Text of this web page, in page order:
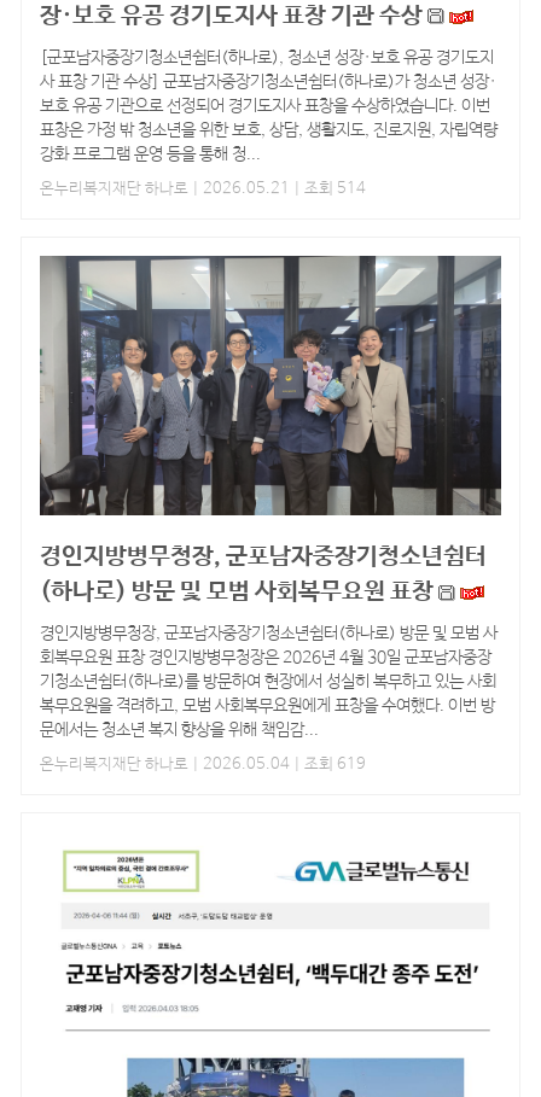
장·보호 유공 경기도지사 표창 기관 수상
[군포남자중장기청소년쉼터(하나로), 청소년 성장·보호 유공 경기도지
사 표창 기관 수상] 군포남자중장기청소년쉼터(하나로)가 청소년 성장·
보호 유공 기관으로 선정되어 경기도지사 표창을 수상하였습니다. 이번
표창은 가정 밖 청소년을 위한 보호, 상담, 생활지도, 진로지원, 자립역량
강화 프로그램 운영 등을 통해 청...
온누리복지재단 하나로 | 2026.05.21 | 조회 514
경인지방병무청장, 군포남자중장기청소년쉼터
(하나로) 방문 및 모범 사회복무요원 표창
경인지방병무청장, 군포남자중장기청소년쉼터(하나로) 방문 및 모범 사
회복무요원 표창 경인지방병무청장은 2026년 4월 30일 군포남자중장
기청소년쉼터(하나로)를 방문하여 현장에서 성실히 복무하고 있는 사회
복무요원을 격려하고, 모범 사회복무요원에게 표창을 수여했다. 이번 방
문에서는 청소년 복지 향상을 위해 책임감...
온누리복지재단 하나로 | 2026.05.04 | 조회 619